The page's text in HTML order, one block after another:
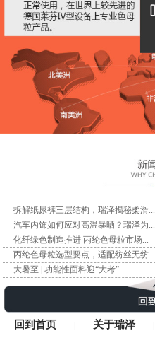
拆解纸尿裤三层结构，瑞泽揭秘柔滑...
汽车内饰如何应对高温暴晒？瑞泽为...
化纤绿色制造推进 丙纶色母粒市场...
丙纶色母粒选型要点，适配纺丝无纺...
大暑至 | 功能性面料迎“大考”...
回到首页 | 关于瑞泽 |